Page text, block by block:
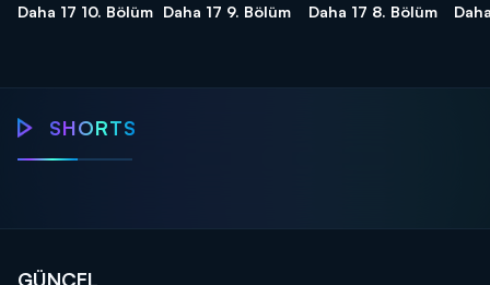
Daha 17 10. Bölüm Daha 17 9. Bölüm Daha 17 8. Bölüm
SHORTS
Daha 17
Hızlı ilerliyoruz!
GÜNCEL